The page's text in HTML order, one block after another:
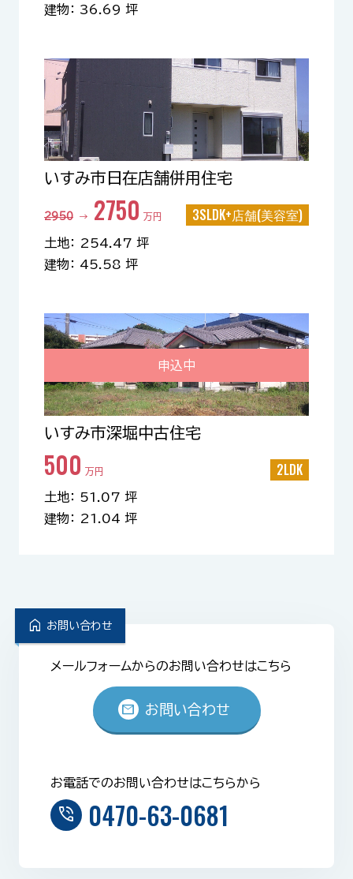
建物： 36.69 坪
いすみ市日在店舗併用住宅
2950 → 2750 万円 3SLDK+店舗(美容室)
土地： 254.47 坪
建物： 45.58 坪
申込中
いすみ市深堀中古住宅
500 万円 2LDK
土地： 51.07 坪
建物： 21.04 坪
home お問い合わせ
メールフォームからのお問い合わせはこちら
mail お問い合わせ
お電話でのお問い合わせはこちらから
phone_in_talk 0470-63-0681